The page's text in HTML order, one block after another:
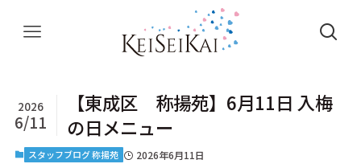
【東成区 称揚苑】6月11日 入梅
の日メニュー
2026
6/11
スタッフブログ 称揚苑 2026年6月11日